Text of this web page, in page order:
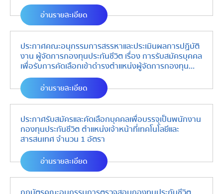
อ่านรายละเอียด
ประกาศคณะอนุกรรมการสรรหาและประเมินผลการปฏิบัติ
งาน ผู้จัดการกองทุนประกันชีวิต เรื่อง การรับสมัครบุคคล
เพื่อรับการคัดเลือกเข้าดำรงตำแหน่งผู้จัดการกองทุน
ประกันชีวิต
อ่านรายละเอียด
ประกาศรับสมัครและคัดเลือกบุคคลเพื่อบรรจุเป็นพนักงาน
กองทุนประกันชีวิต ตำแหน่งเจ้าหน้าที่เทคโนโลยีและ
สารสนเทศ จำนวน 1 อัตรา
อ่านรายละเอียด